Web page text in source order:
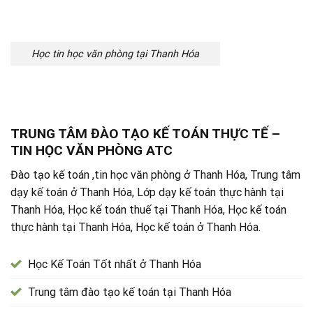
Học tin học văn phòng tại Thanh Hóa
TRUNG TÂM ĐÀO TẠO KẾ TOÁN THỰC TẾ –
TIN HỌC VĂN PHÒNG ATC
Đào tạo kế toán ,tin học văn phòng ở Thanh Hóa, Trung tâm
dạy kế toán ở Thanh Hóa, Lớp dạy kế toán thực hành tại
Thanh Hóa, Học kế toán thuế tại Thanh Hóa, Học kế toán
thực hành tại Thanh Hóa, Học kế toán ở Thanh Hóa.
Học Kế Toán Tốt nhất ở Thanh Hóa
Trung tâm đào tạo kế toán tại Thanh Hóa